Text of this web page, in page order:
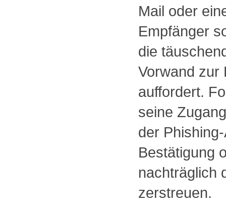
Mail oder
Empfänger
die
Vorwand zur
auffordert.
seine
der
Bestätigung
nachträglich
zerstreuen.